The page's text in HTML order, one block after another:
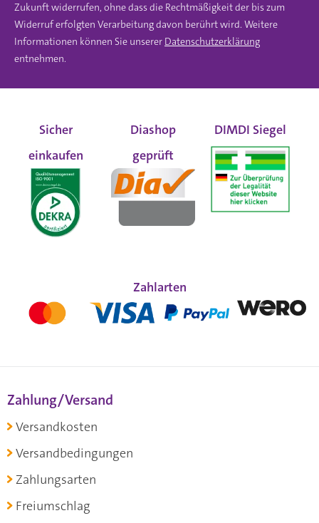
Zukunft widerrufen, ohne dass die Rechtmäßigkeit der bis zum
Widerruf erfolgten Verarbeitung davon berührt wird. Weitere
Informationen können Sie unserer Datenschutzerklärung
entnehmen.
Sicher
einkaufen
Diashop
geprüft
DIMDI Siegel
Zahlarten
Zahlung/Versand
Versandkosten
Versandbedingungen
Zahlungsarten
Freiumschlag